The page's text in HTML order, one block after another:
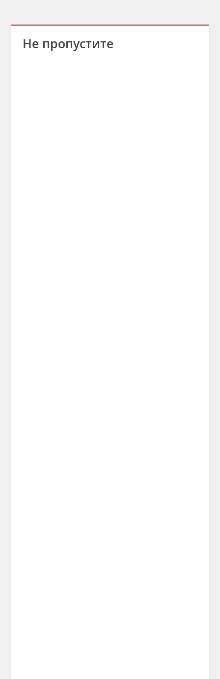
Не пропустите